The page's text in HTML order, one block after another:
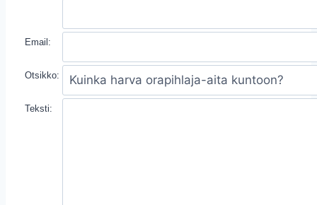
Email:
Otsikko:
Teksti: